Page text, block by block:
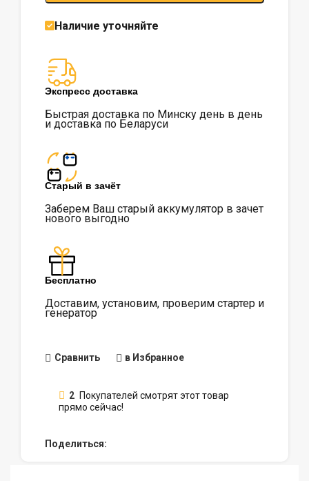
Наличие уточняйте
Экспресс доставка
Быстрая доставка по Минску день в день
и доставка по Беларуси
Старый в зачёт
Заберем Ваш старый аккумулятор в зачет
нового выгодно
Бесплатно
Доставим, установим, проверим стартер и
генератор
Сравнить в Избранное
2 Покупателей смотрят этот товар
прямо сейчас!
Поделиться: